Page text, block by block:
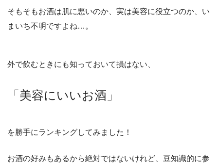
そもそもお酒は肌に悪いのか、実は美容に役立つのか、い
まいち不明ですよね…。
外で飲むときにも知っておいて損はない、
「美容にいいお酒」
を勝手にランキングしてみました！
お酒の好みもあるから絶対ではないけれど、豆知識的に参